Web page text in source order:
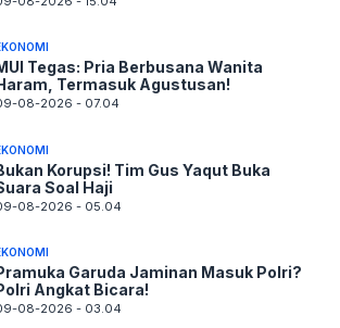
Tegas: Pria Berbusana Wanita
Termasuk Agustusan!
08-2026 - 07.04
Korupsi! Tim Gus Yaqut Buka
Soal Haji
08-2026 - 05.04
Garuda Jaminan Masuk Polri?
Angkat Bicara!
08-2026 - 03.04